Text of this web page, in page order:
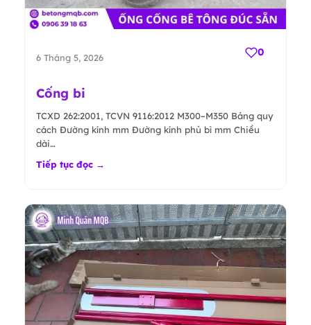
6 Tháng 5, 2026 0
Cống bi
TCXD 262:2001, TCVN 9116:2012 M300–M350 Bảng quy
cách Đường kính mm Đường kính phủ bì mm Chiều
dài…
Tiếp tục đọc →